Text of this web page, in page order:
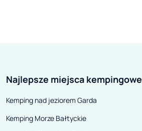
Najlepsze miejsca kempingowe
Kemping nad jeziorem Garda
Kemping Morze Bałtyckie